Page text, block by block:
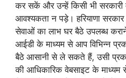
कर सकें और उन्हें किसी भी
आवश्यकता न पड़े। हरियाणा
सेवाओं का लाभ घर बैठे उपलब्ध
आईडी के माध्यम से आप विभिन्न
बैठे आसानी से ले सकते हैं, उसी
की आधिकारिक वेबसाइट के माध्यम